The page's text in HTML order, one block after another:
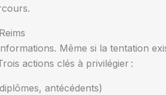
Même si la tentation
actions clés à privilégier :
antécédents)